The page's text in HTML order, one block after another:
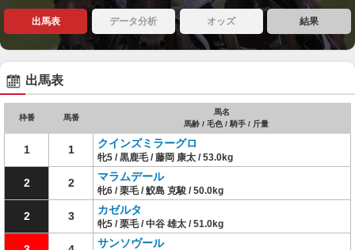
出馬表 データ分析 オッズ 結果
出馬表
枠番 馬番
馬名
馬齢 / 毛色 / 騎手 / 斤量
1 1 クインズミラーグロ
牝5 / 黒鹿毛 / 藤岡 康太 / 53.0kg
2 2 マラムデール
牝6 / 栗毛 / 鮫島 克駿 / 50.0kg
2 3 カゼルタ
牝5 / 栗毛 / 中谷 雄太 / 51.0kg
サンソヴール